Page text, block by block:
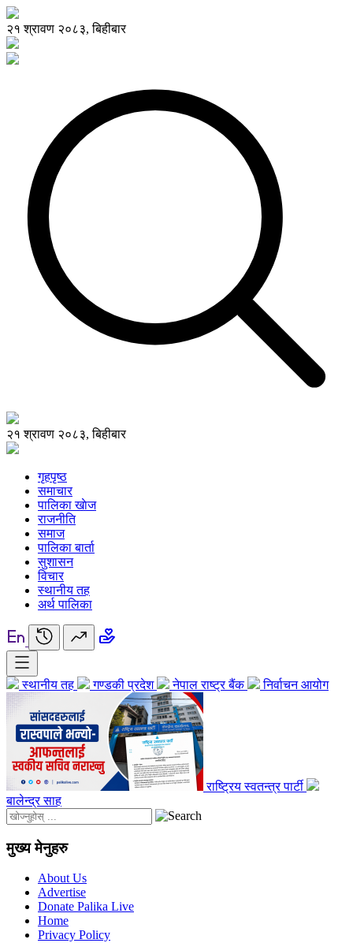
२१ श्रावण २०८३, बिहीबार
२१ श्रावण २०८३, बिहीबार
गृहपृष्ठ
समाचार
पालिका खाेज
राजनीति
समाज
पालिका बार्ता
सुशासन
विचार
स्थानीय तह
अर्थ पालिका
स्थानीय तह गण्डकी प्रदेश नेपाल राष्ट्र बैंक निर्वाचन आयोग
राष्ट्रिय स्वतन्त्र पार्टी
बालेन्द्र साह
मुख्य मेनुहरु
About Us
Advertise
Donate Palika Live
Home
Privacy Policy